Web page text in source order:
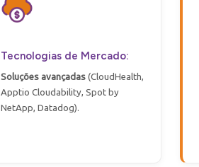
Tecnologias de Mercado:
Soluções avançadas(CloudHealth,
Apptio Cloudability, Spot by
NetApp, Datadog).